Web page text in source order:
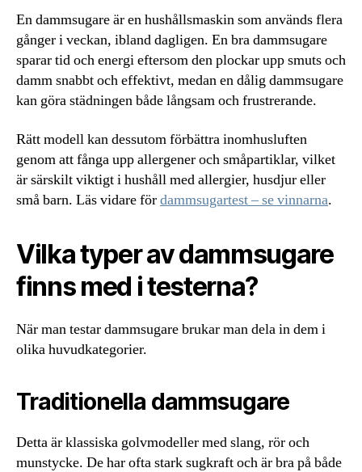
En dammsugare är en hushållsmaskin som används flera
gånger i veckan, ibland dagligen. En bra dammsugare
sparar tid och energi eftersom den plockar upp smuts och
damm snabbt och effektivt, medan en dålig dammsugare
kan göra städningen både långsam och frustrerande.
Rätt modell kan dessutom förbättra inomhusluften
genom att fånga upp allergener och småpartiklar, vilket
är särskilt viktigt i hushåll med allergier, husdjur eller
små barn. Läs vidare fördammsugartest – se vinnarna.
Vilka typer av dammsugare
finns med i testerna?
När man testar dammsugare brukar man dela in dem i
olika huvudkategorier.
Traditionella dammsugare
Detta är klassiska golvmodeller med slang, rör och
munstycke. De har ofta stark sugkraft och är bra på både